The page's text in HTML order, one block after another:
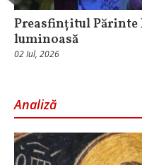
Preasfințitul Părinte
luminoasă
02 Iul, 2026
Analiză